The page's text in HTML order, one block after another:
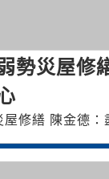
勢災屋修
修繕 陳金德：